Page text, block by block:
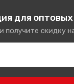
для оптовых
получите скидку